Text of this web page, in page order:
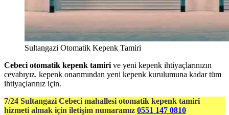
Sultangazi Otomatik Kepenk Tamiri
Cebeci otomatik kepenk tamiri ve yeni kepenk ihtiyaçlarınızın
cevabıyız. kepenk onarımından yeni kepenk kurulumuna kadar tüm
ihtiyaçlarınız için.
7/24 Sultangazi Cebeci mahallesi otomatik kepenk tamiri
hizmeti almak için iletişim numaramız 0551 147 0810